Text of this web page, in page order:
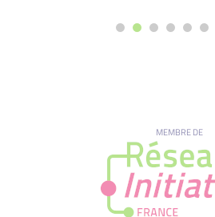
MEMBRE DE